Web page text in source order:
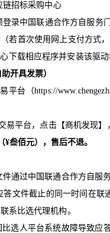
链招标采购中心
录中国联通合作方自服务
若首次使用网上支付方式
下载相应程序并安装该驱
开具发票）
平台（https://
易平台，点击【商机发现
¥叁佰元），售后不退。
通过中国联通合作方自服
文件截止的同一时间在
系比选代理机构。
选人平台系统故障导致